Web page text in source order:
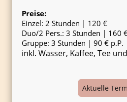
Preise:
Einzel: 2 Stunden | 120 €
Duo/2 Pers.: 3 Stunden | 160
Gruppe: 3 Stunden | 90 € p.P.
inkl. Wasser, Kaffee, Tee
Aktuelle